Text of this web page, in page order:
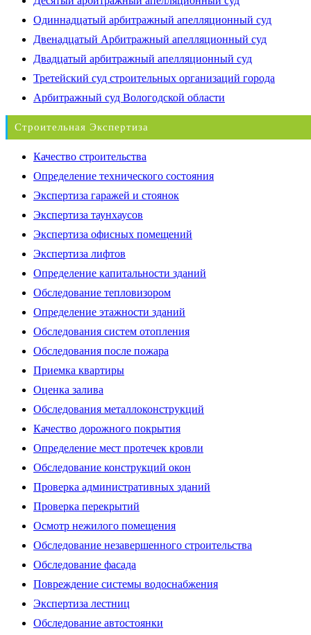
Одиннадцатый арбитражный апелляционный суд
Двенадцатый Арбитражный апелляционный суд
Двадцатый арбитражный апелляционный суд
Третейский суд строительных организаций города
Арбитражный суд Вологодской области
Строительная Экспертиза
Качество строительства
Определение технического состояния
Экспертиза гаражей и стоянок
Экспертиза таунхаусов
Экспертиза офисных помещений
Экспертиза лифтов
Определение капитальности зданий
Обследование тепловизором
Определение этажности зданий
Обследования систем отопления
Обследования после пожара
Приемка квартиры
Оценка залива
Обследования металлоконструкций
Качество дорожного покрытия
Определение мест протечек кровли
Обследование конструкций окон
Проверка административных зданий
Проверка перекрытий
Осмотр нежилого помещения
Обследование незавершенного строительства
Обследование фасада
Повреждение системы водоснабжения
Экспертиза лестниц
Обследование автостоянки